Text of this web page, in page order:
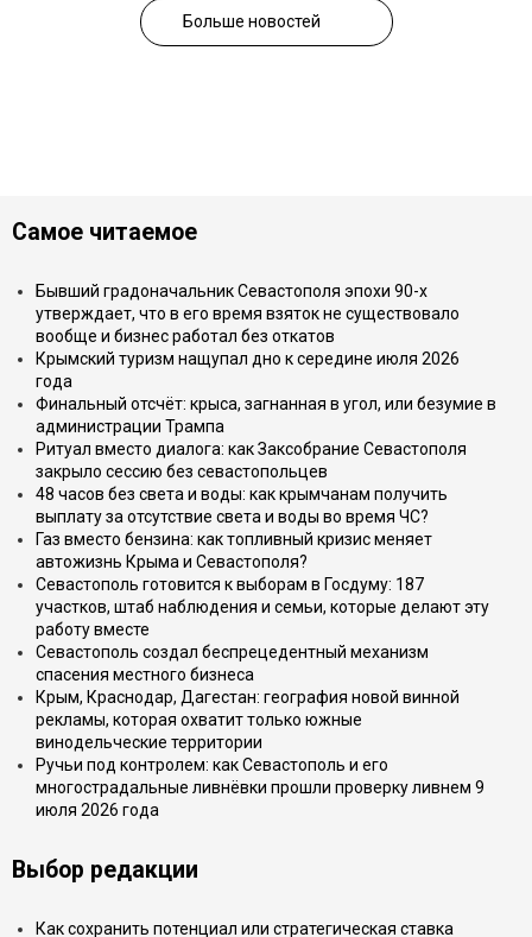
Больше новостей
Самое читаемое
Бывший градоначальник Севастополя эпохи 90-х
утверждает, что в его время взяток не существовало
вообще и бизнес работал без откатов
Крымский туризм нащупал дно к середине июля 2026
года
Финальный отсчёт: крыса, загнанная в угол, или безумие в
администрации Трампа
Ритуал вместо диалога: как Заксобрание Севастополя
закрыло сессию без севастопольцев
48 часов без света и воды: как крымчанам получить
выплату за отсутствие света и воды во время ЧС?
Газ вместо бензина: как топливный кризис меняет
автожизнь Крыма и Севастополя?
Севастополь готовится к выборам в Госдуму: 187
участков, штаб наблюдения и семьи, которые делают эту
работу вместе
Севастополь создал беспрецедентный механизм
спасения местного бизнеса
Крым, Краснодар, Дагестан: география новой винной
рекламы, которая охватит только южные
винодельческие территории
Ручьи под контролем: как Севастополь и его
многострадальные ливнёвки прошли проверку ливнем 9
июля 2026 года
Выбор редакции
Как сохранить потенциал или стратегическая ставка